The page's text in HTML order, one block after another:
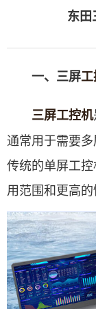
东田
一、三屏
三屏工控机
通常用于需要
传统的单屏工
用范围和更高的